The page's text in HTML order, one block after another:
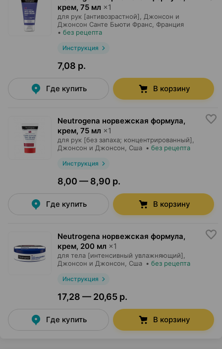
крем, 75 мл ×1
для рук [антивозрастной],
Джонсон и
Джонсон Санте Бьюти Франс , Франция
• без рецепта
Инструкция
7,08 р.
Где купить В корзину
Neutrogena норвежская формула,
крем, 75 мл ×1
для рук [без запаха; концентрированный],
Джонсон и Джонсон , Сша • без рецепта
Инструкция
8,00 — 8,90 р.
Где купить В корзину
Neutrogena норвежская формула,
крем, 200 мл ×1
для тела [интенсивный увлажняющий],
Джонсон и Джонсон , Сша • без рецепта
Инструкция
17,28 — 20,65 р.
Где купить В корзину